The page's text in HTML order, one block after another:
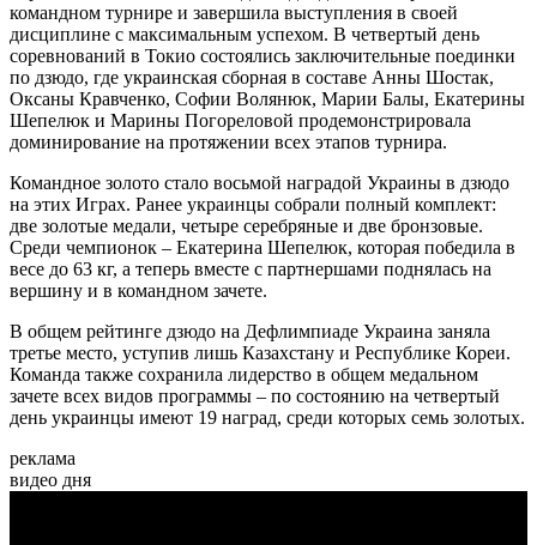
командном турнире и завершила выступления в своей
дисциплине с максимальным успехом. В четвертый день
соревнований в Токио состоялись заключительные поединки
по дзюдо, где украинская сборная в составе Анны Шостак,
Оксаны Кравченко, Софии Волянюк, Марии Балы, Екатерины
Шепелюк и Марины Погореловой продемонстрировала
доминирование на протяжении всех этапов турнира.
Командное золото стало восьмой наградой Украины в дзюдо
на этих Играх. Ранее украинцы собрали полный комплект:
две золотые медали, четыре серебряные и две бронзовые.
Среди чемпионок – Екатерина Шепелюк, которая победила в
весе до 63 кг, а теперь вместе с партнершами поднялась на
вершину и в командном зачете.
В общем рейтинге дзюдо на Дефлимпиаде Украина заняла
третье место, уступив лишь Казахстану и Республике Кореи.
Команда также сохранила лидерство в общем медальном
зачете всех видов программы – по состоянию на четвертый
день украинцы имеют 19 наград, среди которых семь золотых.
реклама
видео дня